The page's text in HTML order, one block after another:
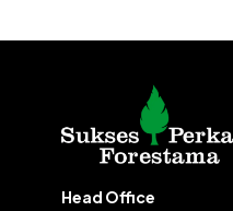
Head Office